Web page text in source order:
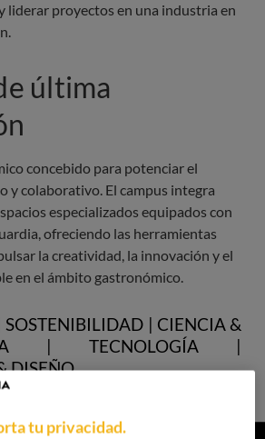
liderar proyectos en una industria en
última
concebido para potenciar el
y colaborativo. El campus integra
especializados equipados con
ofreciendo las herramientas
la creatividad, la innovación y el
en el ámbito gastronómico.
| CIENCIA &
| TECNOLOGÍA |
DISEÑO
tu privacidad.